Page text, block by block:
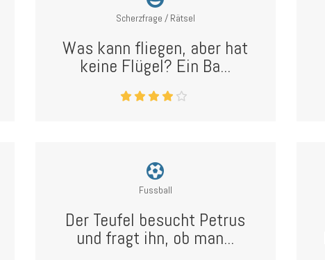
Scherzfrage / Rätsel
Was kann fliegen, aber hat
keine Flügel? Ein Ba...
Fussball
Der Teufel besucht Petrus
und fragt ihn, ob man...